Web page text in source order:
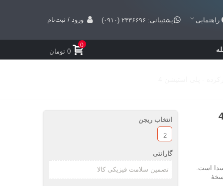
راهنمایی پشتیبانی: ۲۳۳۶۶۹۶ (۰۹۱۰) ورود / ثبت‌نام
0
0 تومان
است.
انتخاب ریجن
2
گارانتی